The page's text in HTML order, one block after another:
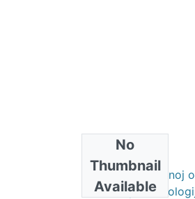
No
Thumbnail
Available
Izgotovlenie litejnoj
trehmernyh